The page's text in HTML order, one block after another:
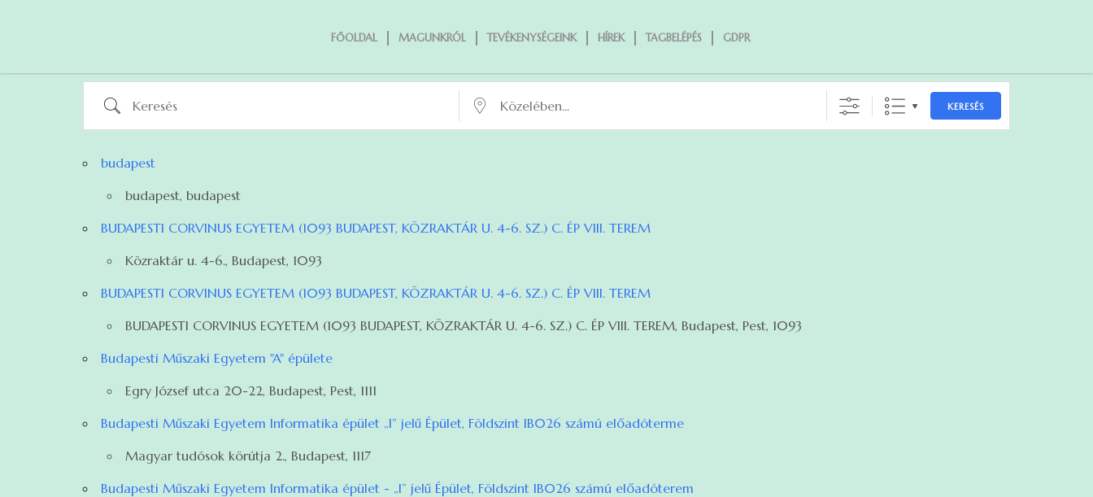
FŐOLDAL MAGUNKRÓL TEVÉKENYSÉGEINK HÍREK TAGBELÉPÉS GDPR
Keresés Közelében... KERESÉS
budapest
budapest, budapest
BUDAPESTI CORVINUS EGYETEM (1093 BUDAPEST, KÖZRAKTÁR U. 4-6. SZ.) C. ÉP VIII. TEREM
Közraktár u. 4-6., Budapest, 1093
BUDAPESTI CORVINUS EGYETEM (1093 BUDAPEST, KÖZRAKTÁR U. 4-6. SZ.) C. ÉP VIII. TEREM
BUDAPESTI CORVINUS EGYETEM (1093 BUDAPEST, KÖZRAKTÁR U. 4-6. SZ.) C. ÉP VIII. TEREM, Budapest, Pest, 1093
Budapesti Műszaki Egyetem "A" épülete
Egry József utca 20-22, Budapest, Pest, 1111
Budapesti Műszaki Egyetem Informatika épület „I” jelű Épület, Földszint IB026 számú előadóterme
Magyar tudósok körútja 2., Budapest, 1117
Budapesti Műszaki Egyetem Informatika épület - „I” jelű Épület, Földszint IB026 számú előadóterem